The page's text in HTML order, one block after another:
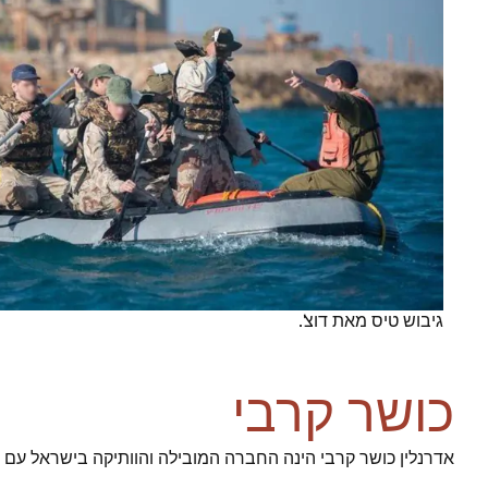
גיבוש טיס מאת דוצ'.
כושר קרבי
אדרנלין כושר קרבי הינה החברה המובילה והוותיקה בישראל עם 93% הצלחה בגיוס מועמדינו לשירות ביחידות העלית הצהליות